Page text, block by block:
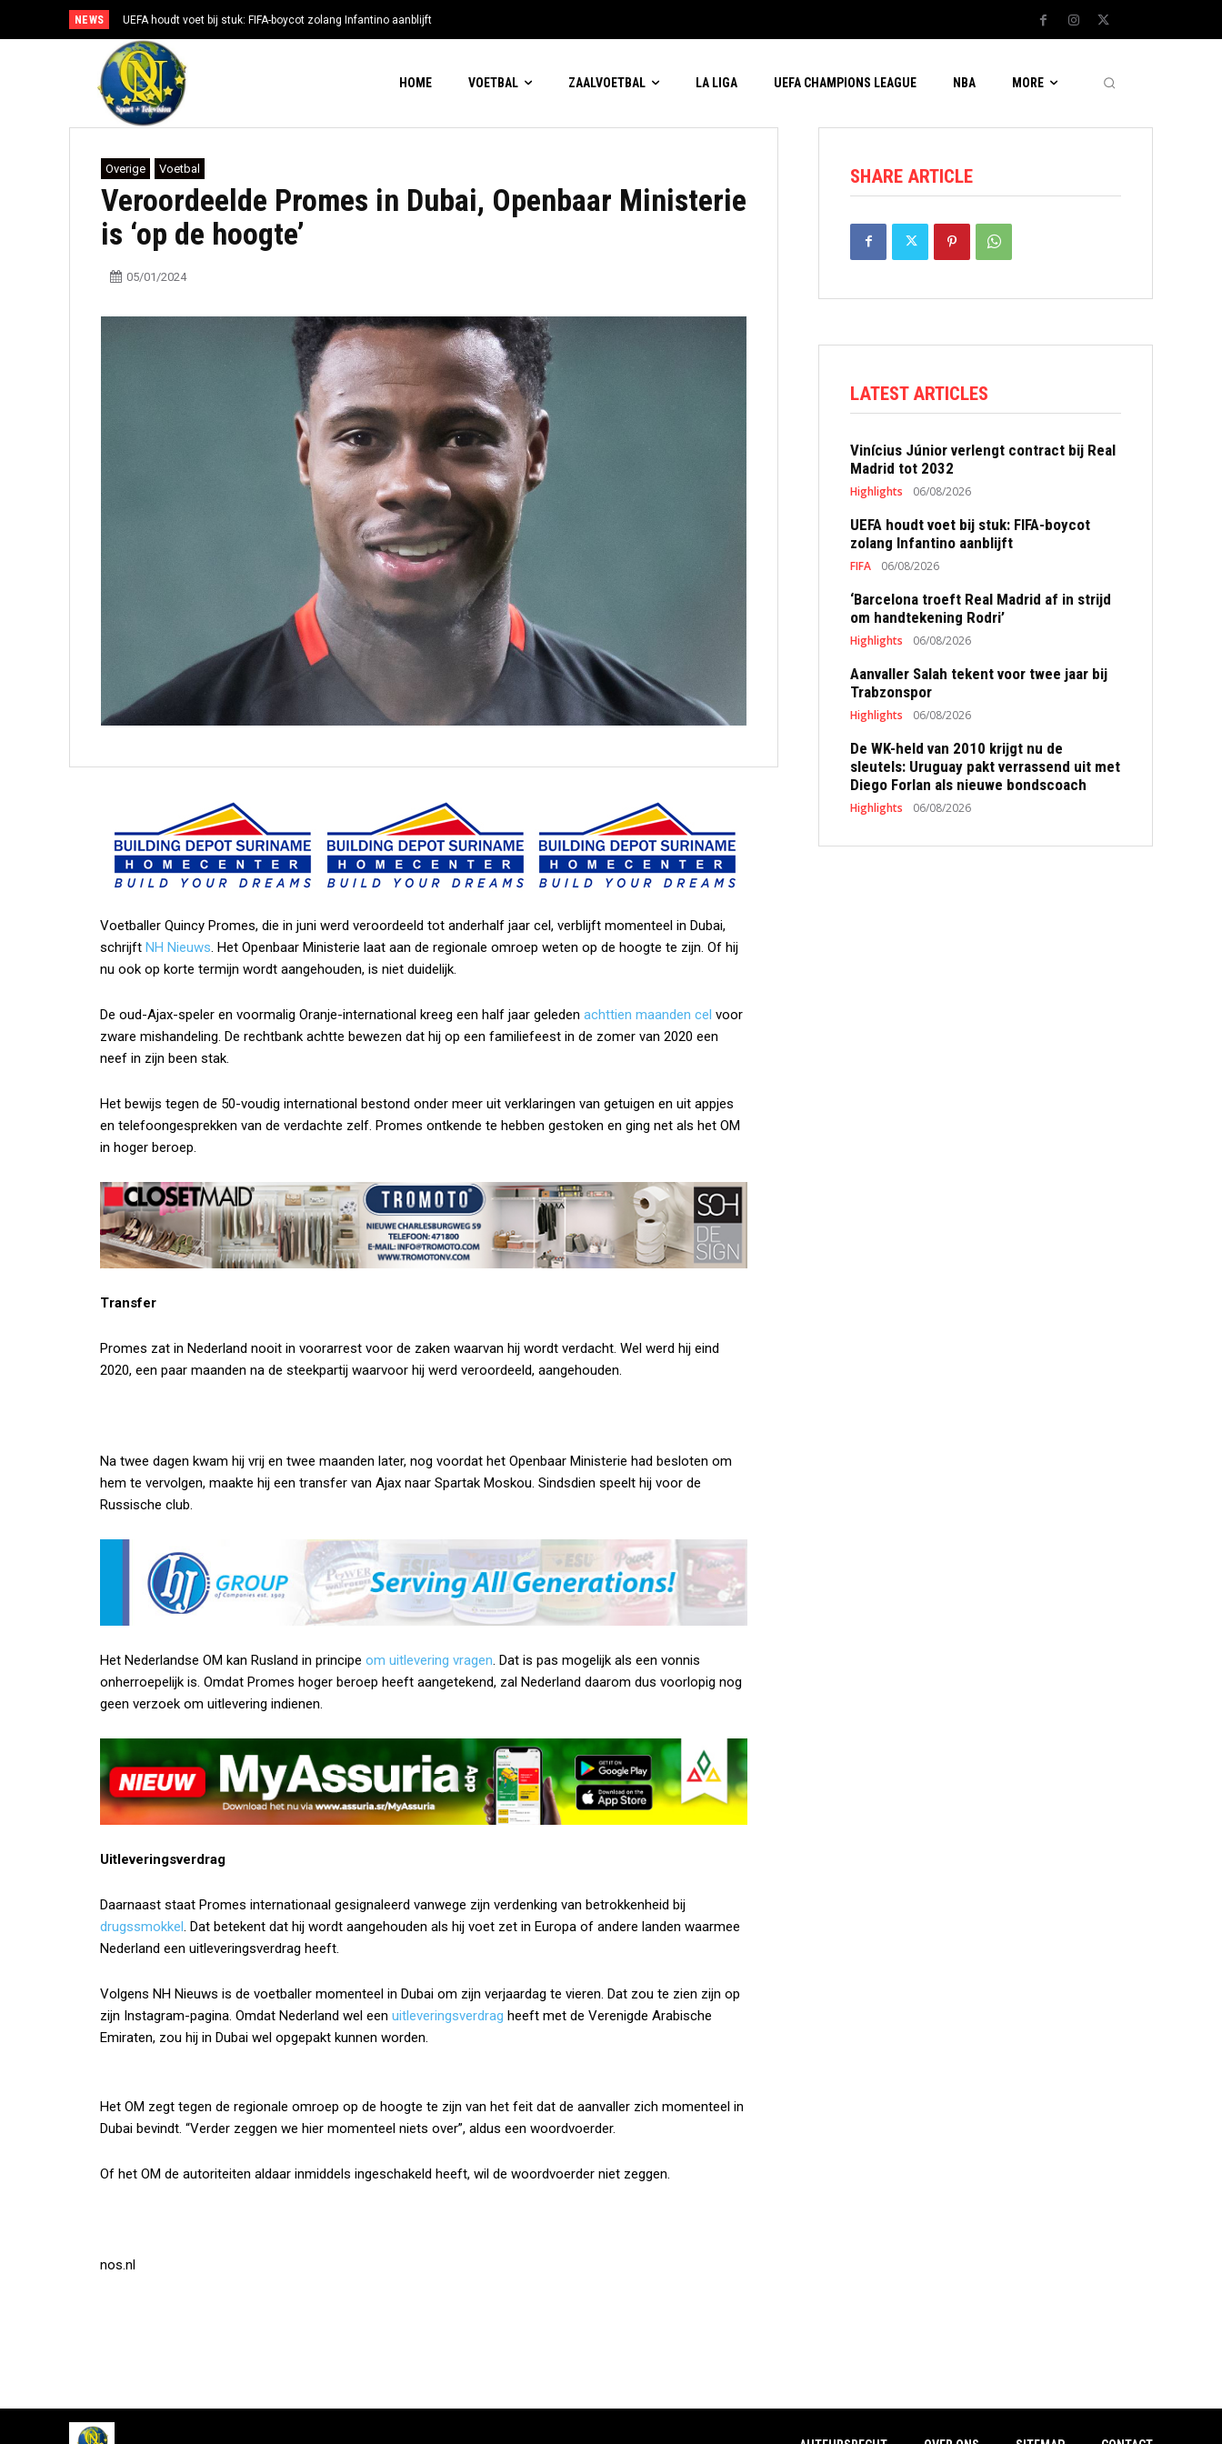
NEWS UEFA houdt voet bij stuk: FIFA-boycot zolang Infantino aanblijft
HOME VOETBAL ZAALVOETBAL LA LIGA UEFA CHAMPIONS LEAGUE NBA MORE
Overige Voetbal
Veroordeelde Promes in Dubai, Openbaar Ministerie
is ‘op de hoogte’
05/01/2024
Voetballer Quincy Promes, die in juni werd veroordeeld tot anderhalf jaar cel, verblijft momenteel in Dubai,
schrijft NH Nieuws. Het Openbaar Ministerie laat aan de regionale omroep weten op de hoogte te zijn. Of hij
nu ook op korte termijn wordt aangehouden, is niet duidelijk.
De oud-Ajax-speler en voormalig Oranje-international kreeg een half jaar geleden achttien maanden cel voor
zware mishandeling. De rechtbank achtte bewezen dat hij op een familiefeest in de zomer van 2020 een
neef in zijn been stak.
Het bewijs tegen de 50-voudig international bestond onder meer uit verklaringen van getuigen en uit appjes
en telefoongesprekken van de verdachte zelf. Promes ontkende te hebben gestoken en ging net als het OM
in hoger beroep.
Transfer
Promes zat in Nederland nooit in voorarrest voor de zaken waarvan hij wordt verdacht. Wel werd hij eind
2020, een paar maanden na de steekpartij waarvoor hij werd veroordeeld, aangehouden.
Na twee dagen kwam hij vrij en twee maanden later, nog voordat het Openbaar Ministerie had besloten om
hem te vervolgen, maakte hij een transfer van Ajax naar Spartak Moskou. Sindsdien speelt hij voor de
Russische club.
Het Nederlandse OM kan Rusland in principe om uitlevering vragen. Dat is pas mogelijk als een vonnis
onherroepelijk is. Omdat Promes hoger beroep heeft aangetekend, zal Nederland daarom dus voorlopig nog
geen verzoek om uitlevering indienen.
Uitleveringsverdrag
Daarnaast staat Promes internationaal gesignaleerd vanwege zijn verdenking van betrokkenheid bij
drugssmokkel . Dat betekent dat hij wordt aangehouden als hij voet zet in Europa of andere landen waarmee
Nederland een uitleveringsverdrag heeft.
Volgens NH Nieuws is de voetballer momenteel in Dubai om zijn verjaardag te vieren. Dat zou te zien zijn op
zijn Instagram-pagina. Omdat Nederland wel een uitleveringsverdrag heeft met de Verenigde Arabische
Emiraten, zou hij in Dubai wel opgepakt kunnen worden.
Het OM zegt tegen de regionale omroep op de hoogte te zijn van het feit dat de aanvaller zich momenteel in
Dubai bevindt. “Verder zeggen we hier momenteel niets over”, aldus een woordvoerder.
Of het OM de autoriteiten aldaar inmiddels ingeschakeld heeft, wil de woordvoerder niet zeggen.
nos.nl
SHARE ARTICLE
LATEST ARTICLES
Vinícius Júnior verlengt contract bij Real
Madrid tot 2032
Highlights 06/08/2026
UEFA houdt voet bij stuk: FIFA-boycot
zolang Infantino aanblijft
FIFA 06/08/2026
‘Barcelona troeft Real Madrid af in strijd
om handtekening Rodri’
Highlights 06/08/2026
Aanvaller Salah tekent voor twee jaar bij
Trabzonspor
Highlights 06/08/2026
De WK-held van 2010 krijgt nu de
sleutels: Uruguay pakt verrassend uit met
Diego Forlan als nieuwe bondscoach
Highlights 06/08/2026